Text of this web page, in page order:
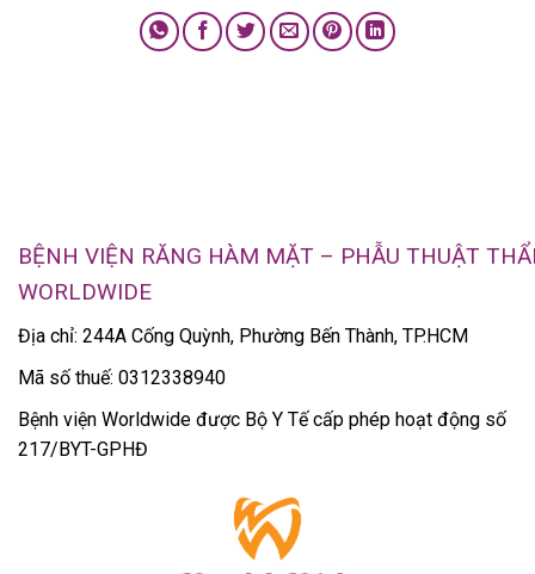
BỆNH VIỆN RĂNG HÀM MẶT – PHẪU THUẬT
WORLDWIDE
Địa chỉ: 244A Cống Quỳnh, Phường Bến Thành, TP.HCM
Mã số thuế: 0312338940
Bệnh viện Worldwide được Bộ Y Tế cấp phép hoạt động số
217/BYT-GPHĐ